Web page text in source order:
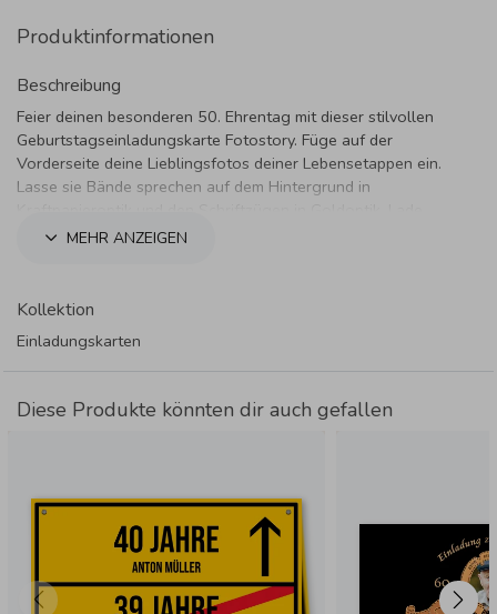
Produktinformationen
Beschreibung
Feier deinen besonderen 50. Ehrentag mit dieser stilvollen
Geburtstagseinladungskarte Fotostory. Füge auf der
Vorderseite deine Lieblingsfotos deiner Lebensetappen ein.
Lasse sie Bände sprechen auf dem Hintergrund in
deine Gäste zu einer Zeitreise ein.
MEHR ANZEIGEN
Kollektion
Einladungskarten
Diese Produkte könnten dir auch gefallen